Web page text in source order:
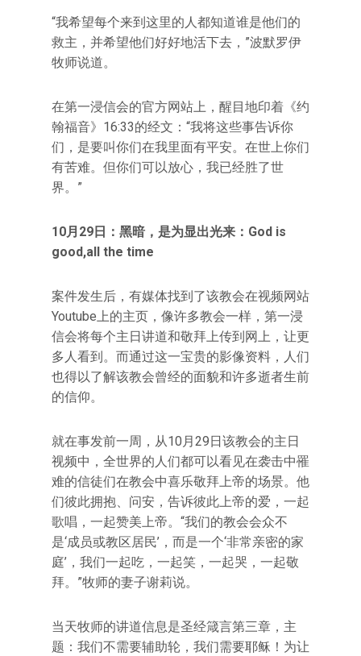
“我希望每个来到这里的人都知道谁是他们的
救主，并希望他们好好地活下去，”波默罗伊
牧师说道。
在第一浸信会的官方网站上，醒目地印着《约
翰福音》16:33的经文：“我将这些事告诉你
们，是要叫你们在我里面有平安。在世上你们
有苦难。但你们可以放心，我已经胜了世
界。”
10月29日：黑暗，是为显出光来：God is
good,all the time
案件发生后，有媒体找到了该教会在视频网站
Youtube上的主页，像许多教会一样，第一浸
信会将每个主日讲道和敬拜上传到网上，让更
多人看到。而通过这一宝贵的影像资料，人们
也得以了解该教会曾经的面貌和许多逝者生前
的信仰。
就在事发前一周，从10月29日该教会的主日
视频中，全世界的人们都可以看见在袭击中罹
难的信徒们在教会中喜乐敬拜上帝的场景。他
们彼此拥抱、问安，告诉彼此上帝的爱，一起
歌唱，一起赞美上帝。“我们的教会会众不
是‘成员或教区居民’，而是一个‘非常亲密的家
庭’，我们一起吃，一起笑，一起哭，一起敬
拜。”牧师的妻子谢莉说。
当天牧师的讲道信息是圣经箴言第三章，主
题：我们不需要辅助轮，我们需要耶稣！为让